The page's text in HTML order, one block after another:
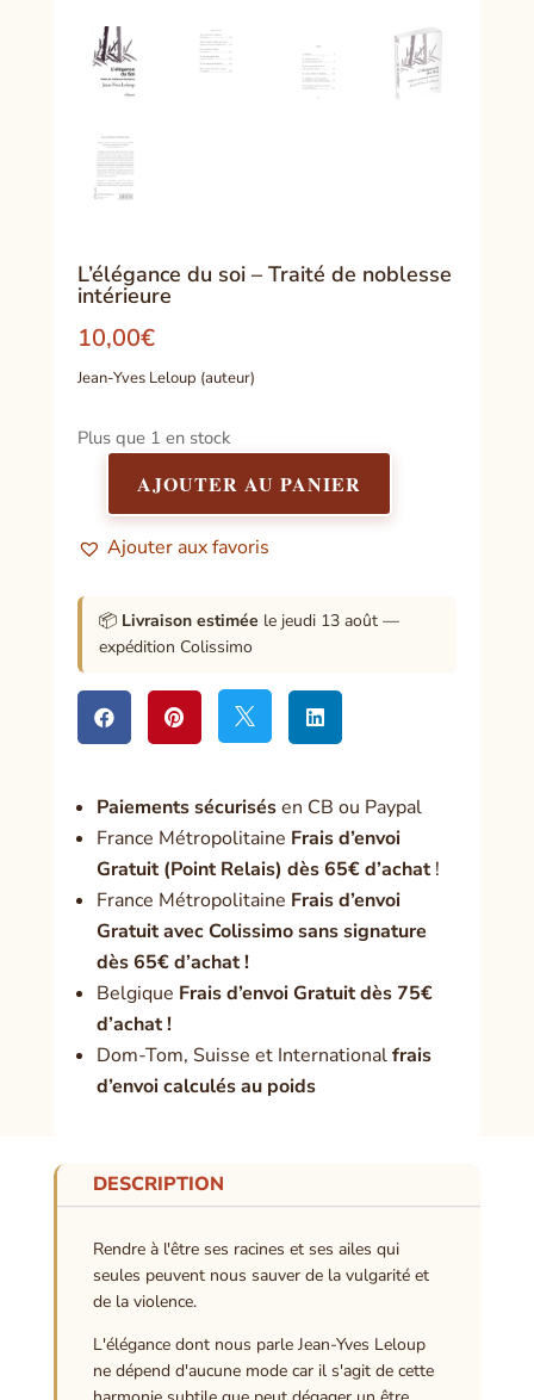
L’élégance du soi – Traité de noblesse
intérieure
10,00€
Jean-Yves Leloup (auteur)
Plus que 1 en stock
quantité
L'élégance
soi
Traité
de
noblesse
intérieure
AJOUTER AU PANIER
Ajouter aux favoris
📦 Livraison estimée le jeudi 13 août —
expédition Colissimo
   
Paiements sécurisésen CB ou Paypal
France Métropolitaine Frais d’envoi
Gratuit (Point Relais) dès 65€ d’achat!
France Métropolitaine Frais d’envoi
Gratuit avec Colissimo sans signature
dès 65€ d’achat !
Belgique Frais d’envoi Gratuit dès 75€
d’achat !
Dom-Tom, Suisse et Internationalfrais
d’envoi calculés au poids
DESCRIPTION
Rendre à l'être ses racines et ses ailes qui
seules peuvent nous sauver de la vulgarité et
de la violence.
L'élégance dont nous parle Jean-Yves Leloup
ne dépend d'aucune mode car il s'agit de cette